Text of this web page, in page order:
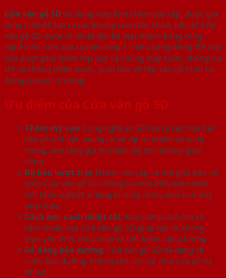
Cửa vân gỗ 5Dsử dụng hợp kim nhôm cao cấp, được gia
công tỉ mỉ để tạo ra các khung cửa chắc chắn, bền bỉ. Lớp
vân gỗ 5D được in nhiệt lên bề mặt nhôm bằng công
nghệ tiên tiến, tạo ra hiệu ứng 3 chiều sống động. Bề mặt
cửa được phủ thêm lớp bảo vệ chống trầy xước, chống tia
UV và chống thấm nước, giúp bảo vệ lớp vân gỗ khỏi tác
động của môi trường.
Ưu điểm của Cửa vân gỗ 5D
Thẩm mỹ cao: Công nghệ in 5D tạo ra các họa tiết
vân gỗ nổi bật, mang lại vẻ đẹp tự nhiên và sang
trọng, làm tăng giá trị thẩm mỹ cho không gian
sống.
Độ bền vượt trội: Nhôm cao cấp và lớp phủ bảo vệ
giúp Cửa vân gỗ 5D chống lại mọi điều kiện thời
tiết khắc nghiệt, không bị cong vênh, mối mọt hay
phai màu.
Cách âm, cách nhiệt tốt: Khả năng cách âm và
cách nhiệt của Cửa vân gỗ 5D giúp tạo ra không
gian yên tĩnh, thoải mái và tiết kiệm năng lượng.
Dễ dàng bảo dưỡng: Cửa vân gỗ 5D dễ dàng vệ
sinh, bảo dưỡng, không cần sơn lại như cửa gỗ tự
nhiên.